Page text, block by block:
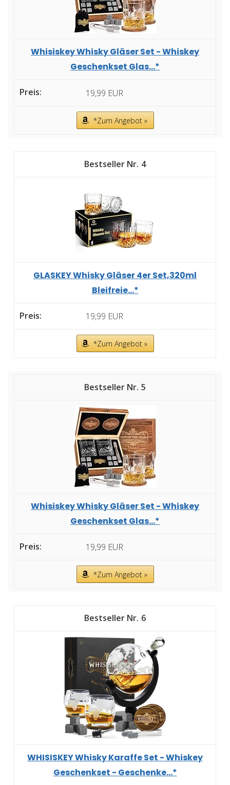
Whisiskey Whisky Gläser Set - Whiskey
Geschenkset Glas...*
19,99 EUR
*Zum Angebot »
4
GLASKEY Whisky Gläser 4er Set,320ml
Bleifreie...*
19,99 EUR
*Zum Angebot »
5
Whisiskey Whisky Gläser Set - Whiskey
Geschenkset Glas...*
19,99 EUR
*Zum Angebot »
6
WHISISKEY Whisky Karaffe Set - Whiskey
Geschenkset - Geschenke...*